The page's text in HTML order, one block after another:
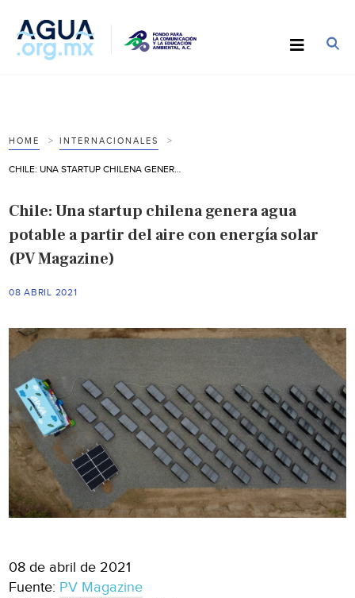
HOME INTERNACIONALES
Chile: Una startup chilena genera agua
potable a partir del aire con energía solar
(PV Magazine)
08 ABRIL 2021
08 de abril de 2021
Fuente: PV Magazine